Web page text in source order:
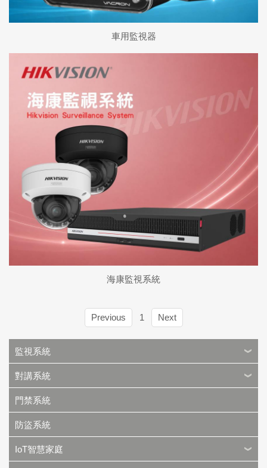
車用監視器
海康監視系統
Previous 1 Next
監視系統
對講系統
門禁系統
防盜系統
IoT智慧家庭